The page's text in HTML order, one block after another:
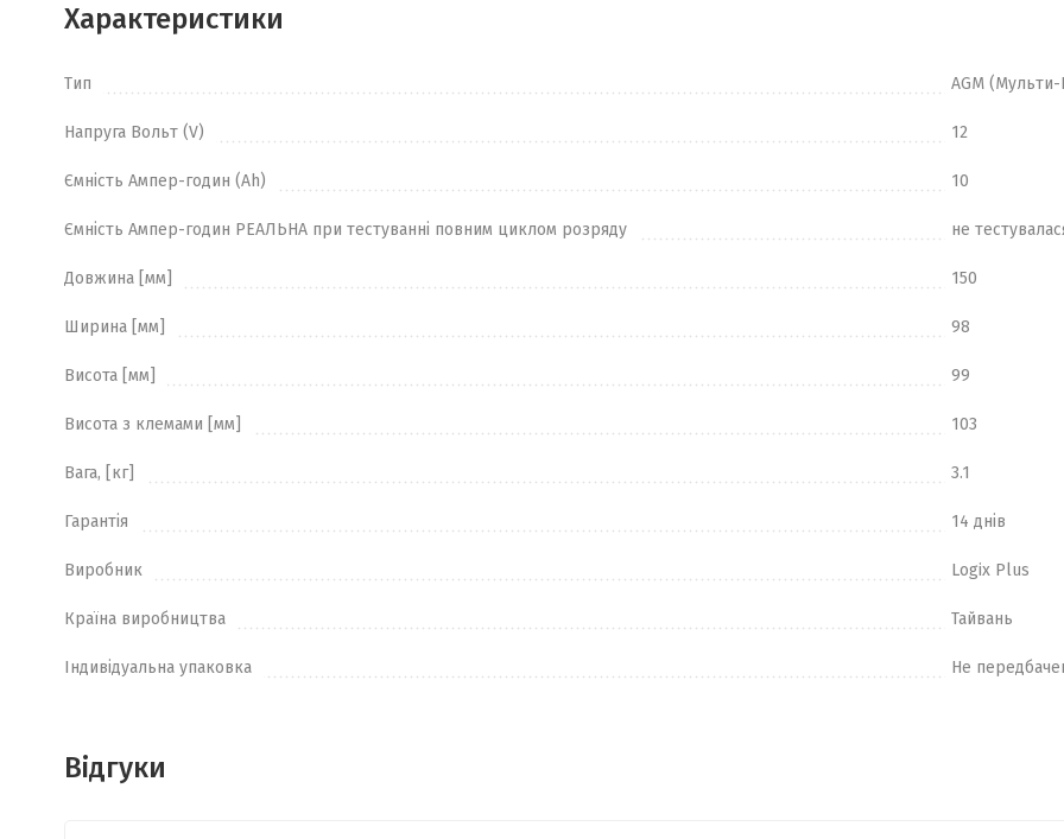
Характеристики
Тип AGM
Напруга Вольт (V) 12
Ємність Ампер-годин (Ah) 10
Ємність Ампер-годин РЕАЛЬНА при тестуванні повним циклом розряду не
Довжина [мм] 150
Ширина [мм] 98
Висота [мм] 99
Висота з клемами [мм] 103
Вага, [кг] 3.1
Гарантія 14 днів
Виробник Logix Plus
Країна виробництва Тайвань
Індивідуальна упаковка Не
Відгуки